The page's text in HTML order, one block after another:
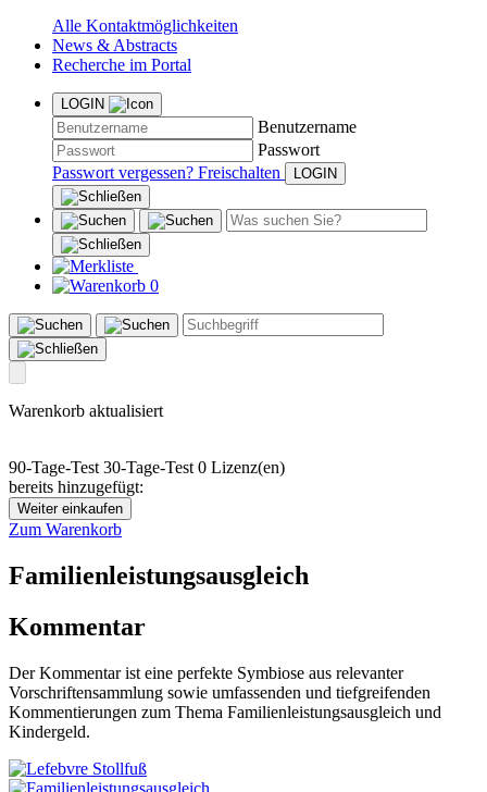
Alle Kontaktmöglichkeiten
News & Abstracts
Recherche im Portal
LOGIN
Benutzername
Passwort
Passwort vergessen? Freischalten
0
Warenkorb aktualisiert
90-Tage-Test 30-Tage-Test 0 Lizenz(en)
bereits hinzugefügt:
Weiter einkaufen
Zum Warenkorb
Familienleistungsausgleich
Kommentar
Der Kommentar ist eine perfekte Symbiose aus relevanter
Vorschriftensammlung sowie umfassenden und tiefgreifenden
Kommentierungen zum Thema Familienleistungsausgleich und
Kindergeld.